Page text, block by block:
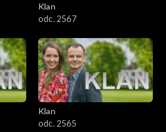
Klan
odc. 2567
Klan
odc. 2565